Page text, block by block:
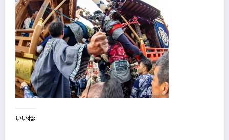
いいね: